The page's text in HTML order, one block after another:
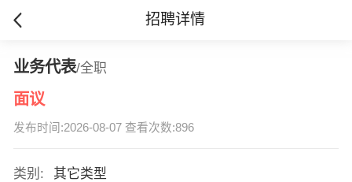
招聘详情
业务代表/全职
面议
发布时间:2026-08-07 查看次数:896
类别:
其它类型